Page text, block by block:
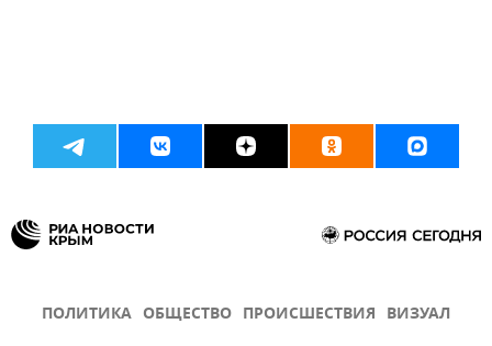
ПОЛИТИКА ОБЩЕСТВО ПРОИСШЕСТВИЯ ВИЗУАЛ